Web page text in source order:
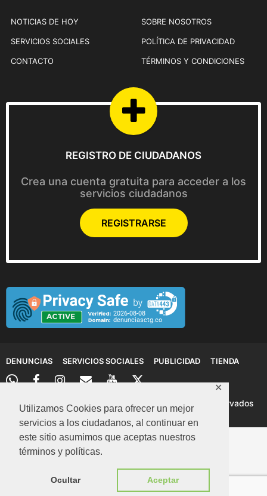
Utilizamos Cookies para ofrecer un mejor
servicios a los ciudadanos, al continuar en
este sitio asumimos que aceptas nuestros
términos y políticas.
Ocultar Aceptar
✕
NOTICIAS DE HOY
SERVICIOS SOCIALES
CONTACTO
SOBRE NOSOTROS
POLÍTICA DE PRIVACIDAD
TÉRMINOS Y CONDICIONES
REGISTRO DE CIUDADANOS
Crea una cuenta gratuita para acceder a los
servicios ciudadanos
REGISTRARSE
DENUNCIAS SERVICIOS SOCIALES PUBLICIDAD TIENDA
© 2026 Denuncias Cartagena: Todos los derechos reservados